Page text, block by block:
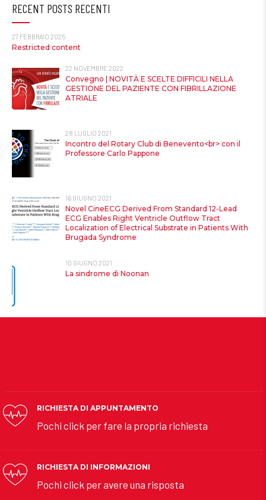
RECENT POSTS RECENTI
27 FEBBRAIO 2025
Restricted content
22 NOVEMBRE 2022
Convegno | NOVITÀ E SCELTE DIFFICILI NELLA
GESTIONE DEL PAZIENTE CON FIBRILLAZIONE
ATRIALE
28 LUGLIO 2021
Incontro del Rotary Club di Benevento<br> con il
Professore Carlo Pappone
16 GIUGNO 2021
Novel CineECG Derived From Standard 12-Lead
ECG Enables Right Ventricle Outflow Tract
Localization of Electrical Substrate in Patients With
Brugada Syndrome
10 GIUGNO 2021
La sindrome di Noonan
RICHIESTA DI APPUNTAMENTO
Pochi click per fare la propria richiesta
RICHIESTA DI INFORMAZIONI
Pochi click per avere una risposta